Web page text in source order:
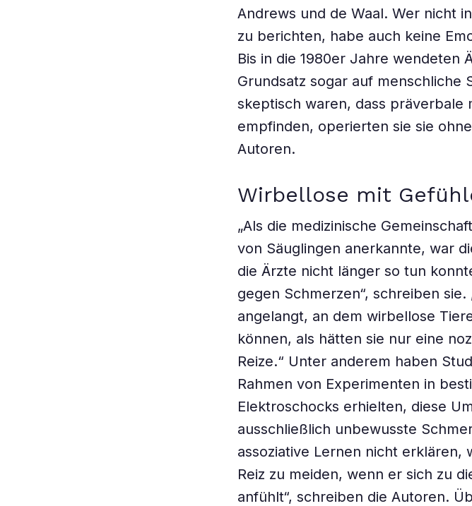
Andrews und de Waal. Wer nicht
zu berichten, habe auch keine
Bis in die 1980er Jahre wendeten
Grundsatz sogar auf menschliche
skeptisch waren, dass präverbale
empfinden, operierten sie sie
Autoren.
Wirbellose mit
„Als die medizinische
von Säuglingen anerkannte, war
die Ärzte nicht länger so tun
gegen Schmerzen“, schreiben
angelangt, an dem wirbellose
können, als hätten sie nur eine
Reize.“ Unter anderem haben
Rahmen von Experimenten in
Elektroschocks erhielten, diese
ausschließlich unbewusste
assoziative Lernen nicht erklären,
Reiz zu meiden, wenn er sich zu
anfühlt“, schreiben die Autoren.